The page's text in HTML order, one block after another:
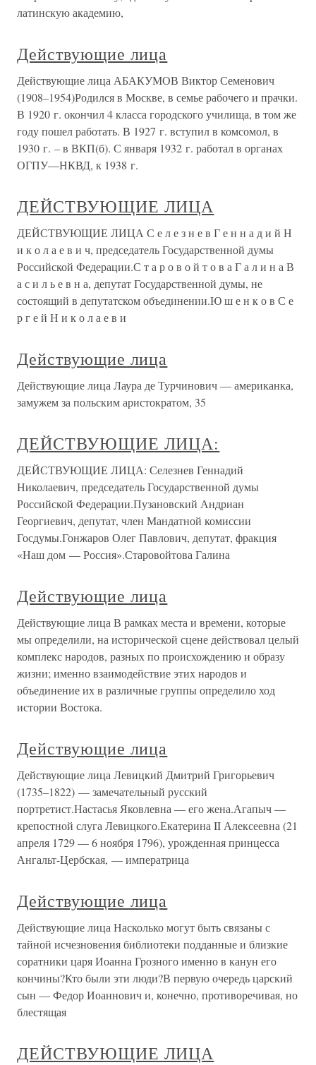
латинскую академию,
Действующие лица
Действующие лица АБАКУМОВ Виктор Семенович
(1908–1954)Родился в Москве, в семье рабочего и прачки.
В 1920 г. окончил 4 класса городского училища, в том же
году пошел работать. В 1927 г. вступил в комсомол, в
1930 г. – в ВКП(б). С января 1932 г. работал в органах
ОГПУ—НКВД, к 1938 г.
ДЕЙСТВУЮЩИЕ ЛИЦА
ДЕЙСТВУЮЩИЕ ЛИЦА С е л е з н е в Г е н н а д и й Н
и к о л а е в и ч, председатель Государственной думы
Российской Федерации.С т а р о в о й т о в а Г а л и н а В
а с и л ь е в н а, депутат Государственной думы, не
состоящий в депутатском объединении.Ю ш е н к о в С е
р г е й Н и к о л а е в и
Действующие лица
Действующие лица Лаура де Турчинович — американка,
замужем за польским аристократом, 35
ДЕЙСТВУЮЩИЕ ЛИЦА:
ДЕЙСТВУЮЩИЕ ЛИЦА: Селезнев Геннадий
Николаевич, председатель Государственной думы
Российской Федерации.Пузановский Андриан
Георгиевич, депутат, член Мандатной комиссии
Госдумы.Гонжаров Олег Павлович, депутат, фракция
«Наш дом — Россия».Старовойтова Галина
Действующие лица
Действующие лица В рамках места и времени, которые
мы определили, на исторической сцене действовал целый
комплекс народов, разных по происхождению и образу
жизни; именно взаимодействие этих народов и
объединение их в различные группы определило ход
истории Востока.
Действующие лица
Действующие лица Левицкий Дмитрий Григорьевич
(1735–1822) — замечательный русский
портретист.Настасья Яковлевна — его жена.Агапыч —
крепостной слуга Левицкого.Екатерина II Алексеевна (21
апреля 1729 — 6 ноября 1796), урожденная принцесса
Ангальт-Цербская, — императрица
Действующие лица
Действующие лица Насколько могут быть связаны с
тайной исчезновения библиотеки подданные и близкие
соратники царя Иоанна Грозного именно в канун его
кончины?Кто были эти люди?В первую очередь царский
сын — Федор Иоаннович и, конечно, противоречивая, но
блестящая
ДЕЙСТВУЮЩИЕ ЛИЦА